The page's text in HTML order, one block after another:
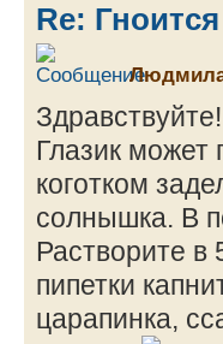
Re:
Здравствуйте!
Глазик может
коготком
солнышка. В
Растворите в
пипетки
царапинка,